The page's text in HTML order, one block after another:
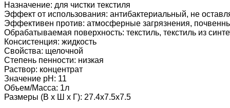
Назначение: для чистки текстиля
Эффект от использования: антибактериальный, не
Эффективен против: атмосферные загрязнения,
Обрабатываемая поверхность: текстиль, текстиль из
Консистенция: жидкость
Свойства: щелочной
Степень пенности: низкая
Раствор: концентрат
Значение pH : 11
Объем/Масса: 1л
Размеры (В х Ш х Г): 27.4х7.5х7.5